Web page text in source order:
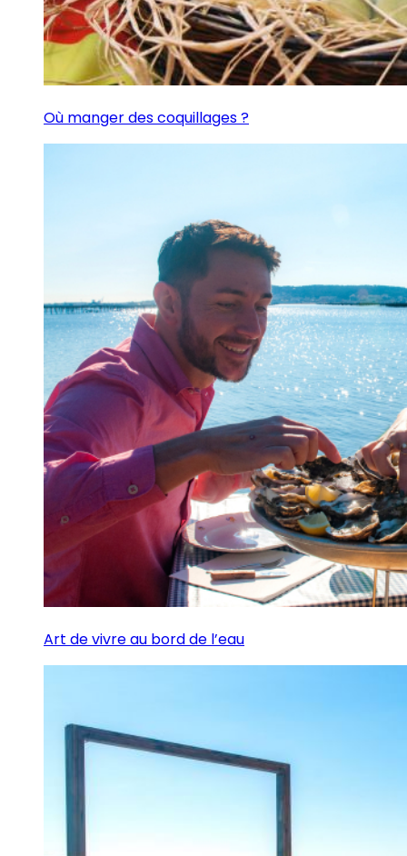
Où manger des coquillages ?
Art de vivre au bord de l’eau